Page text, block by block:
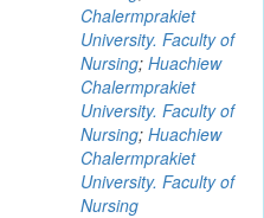
Chalermprakiet
University. Faculty of
Nursing; Huachiew
Chalermprakiet
University. Faculty of
Nursing; Huachiew
Chalermprakiet
University. Faculty of
Nursing